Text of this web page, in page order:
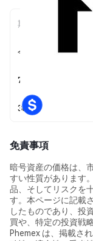
期間
今日
7日
30日
免責事項
暗号資産の価格は、
すい性質があります
品、そしてリスクを
す。本ページに記載
したものであり、投
買や、特定の投資戦
Phemex は、掲載さ